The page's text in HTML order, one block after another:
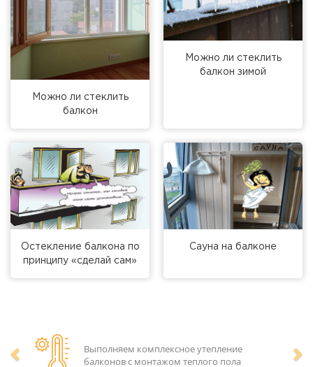
Выполняем комплексное утепление
балконов с монтажом теплого пола
Предыдущий
Можно ли стеклить
балкон
Можно ли стеклить
балкон зимой
Остекление балкона по
принципу «сделай сам»
Сауна на балконе